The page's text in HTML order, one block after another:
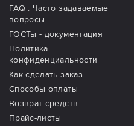
FAQ : Часто задаваемые
вопросы
ГОСТы - документация
Политика
конфиденциальности
Как сделать заказ
Способы оплаты
Возврат средств
Прайс-листы